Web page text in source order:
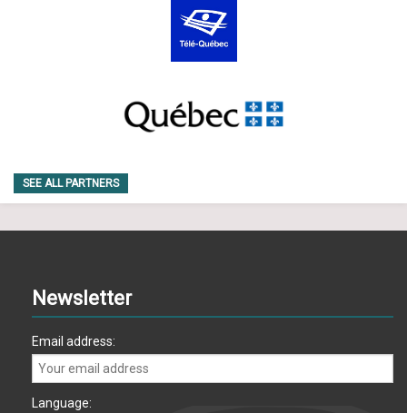
SEE ALL PARTNERS
Newsletter
Email address:
Language: